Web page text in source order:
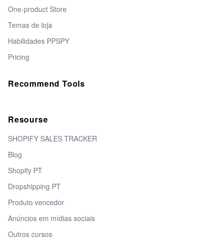
One-product Store
Temas de loja
Habilidades PPSPY
Pricing
Recommend Tools
Resourse
SHOPIFY SALES TRACKER
Blog
Shopify PT
Dropshipping PT
Produto vencedor
Anúncios em mídias sociais
Outros cursos